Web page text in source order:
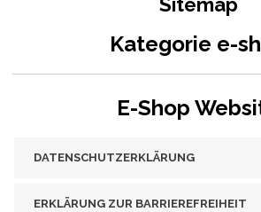
Sitemap
Kategorie e-
E-Shop
DATENSCHUTZERKLÄRUNG
ERKLÄRUNG ZUR BARRIEREFREIHEIT